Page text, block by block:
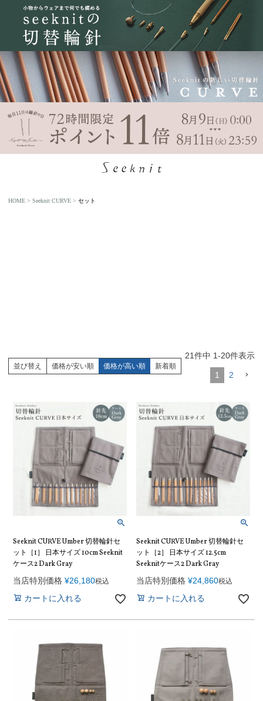
HOME Seeknit CURVE セット
並び替え 価格が安い順 価格が高い順 新着順
21件中 1-20件表示
1 2
Seeknit CURVE Umber 切替輪針セ
ット［1］ 日本サイズ 10cm Seeknit
ケース2 Dark Gray
当店特別価格 ¥26,180税込
カートに入れる
Seeknit CURVE Umber 切替輪針セ
ット［2］ 日本サイズ 12.5cm
Seeknitケース2 Dark Gray
当店特別価格 ¥24,860税込
カートに入れる